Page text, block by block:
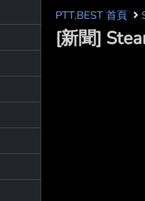
PTT.BEST 首頁
[新聞]